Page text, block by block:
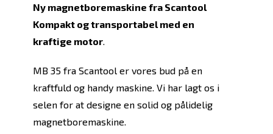
Ny magnetboremaskine fra Scantool
Kompakt og transportabel med en
kraftige motor.
MB 35 fra Scantool er vores bud på en
kraftfuld og handy maskine. Vi har lagt os i
selen for at designe en solid og pålidelig
magnetboremaskine.